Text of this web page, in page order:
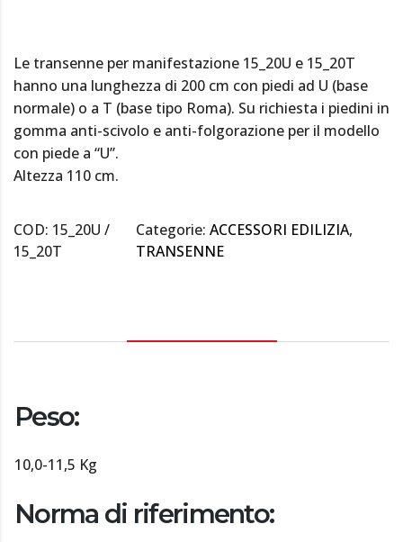
Le transenne per manifestazione 15_20U e 15_20T
hanno una lunghezza di 200 cm con piedi ad U (base
normale) o a T (base tipo Roma). Su richiesta i piedini in
gomma anti-scivolo e anti-folgorazione per il modello
con piede a “U”.
Altezza 110 cm.
COD: 15_20U /
15_20T
Categorie: ACCESSORI EDILIZIA,
TRANSENNE
Peso:
10,0-11,5 Kg
Norma di riferimento: